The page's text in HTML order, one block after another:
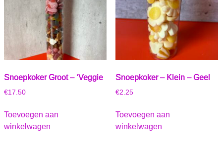
Snoepkoker Groot – ‘Veggie
€17.50
Toevoegen aan
winkelwagen
Snoepkoker – Klein – Geel
€2.25
Toevoegen aan
winkelwagen